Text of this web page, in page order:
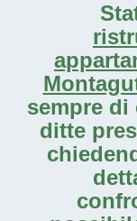
sempre di
ditte